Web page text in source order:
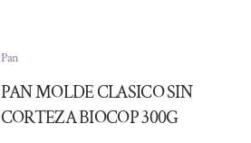
Pan
PAN MOLDE CLASICO SIN
CORTEZA BIOCOP 300G